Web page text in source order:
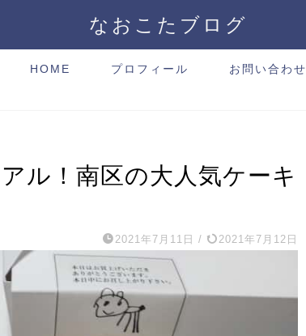
なおこたブログ
HOME プロフィール お問い合わせ
ル！南区の大人気ケーキ
2021年7月11日 / 2021年7月12日